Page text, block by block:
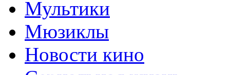
Мультики
Мюзиклы
Новости кино